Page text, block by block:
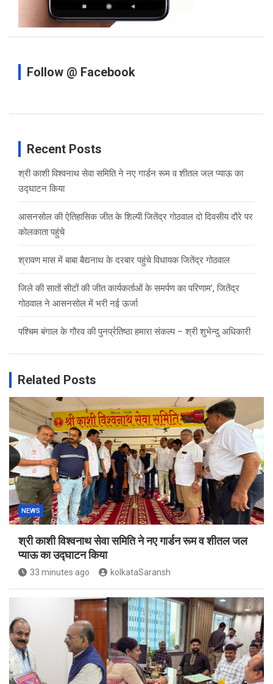
Follow @ Facebook
Recent Posts
श्री काशी विश्वनाथ सेवा समिति ने नए गार्डन रूम व शीतल जल प्याऊ का
उद्घाटन किया
आसनसोल की ऐतिहासिक जीत के शिल्पी जितेंद्र गोठवाल दो दिवसीय दौरे पर
कोलकाता पहुंचे
श्रावण मास में बाबा बैद्यनाथ के दरबार पहुंचे विधायक जितेंद्र गोठवाल
जिले की सातों सीटों की जीत कार्यकर्ताओं के समर्पण का परिणाम’, जितेंद्र
गोठवाल ने आसनसोल में भरी नई ऊर्जा
पश्चिम बंगाल के गौरव की पुनर्प्रतिष्ठा हमारा संकल्प – श्री शुभेन्दु अधिकारी
Related Posts
NEWS
श्री काशी विश्वनाथ सेवा समिति ने नए गार्डन रूम व शीतल जल
प्याऊ का उद्घाटन किया
33 minutes ago kolkataSaransh